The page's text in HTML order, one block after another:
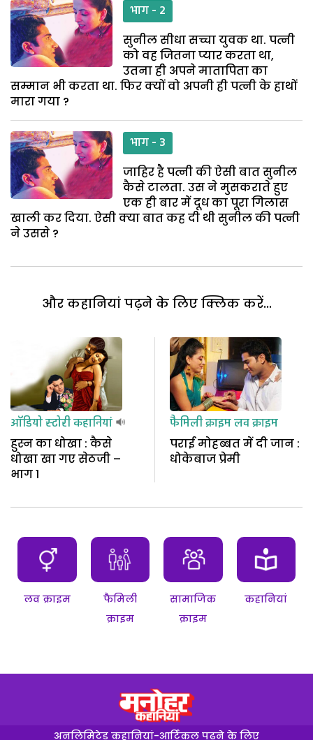
भाग - 2
सुनील सीधा सच्चा युवक था. पत्नी
को वह जितना प्यार करता था,
उतना ही अपने मातापिता का
सम्मान भी करता था. फिर क्यों वो अपनी ही पत्नी के हाथों
मारा गया ?
भाग - 3
जाहिर है पत्नी की ऐसी बात सुनील
कैसे टालता. उस ने मुसकराते हुए
एक ही बार में दूध का पूरा गिलास
खाली कर दिया. ऐसी क्या बात कह दी थी सुनील की पत्नी
ने उससे ?
और कहानियां पढ़ने के लिए क्लिक करें...
ऑडियो स्टोरीकहानियां
हुस्न का धोखा : कैसे
धोखा खा गए सेठजी –
भाग 1
फैमिली क्राइमलव क्राइम
पराई मोहब्बत में दी जान :
धोकेबाज प्रेमी
लव क्राइम
फैमिली
क्राइम
सामाजिक
क्राइम
कहानियां
अनलिमिटेड कहानियां-आर्टिकल पढ़ने के लिए